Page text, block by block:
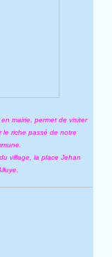
mairie, permet de visiter
le riche passé de notre
village, la place Jehan